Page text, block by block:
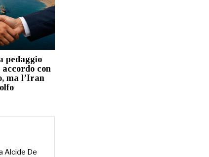
pedaggio
con
ma l’Iran
Alcide De